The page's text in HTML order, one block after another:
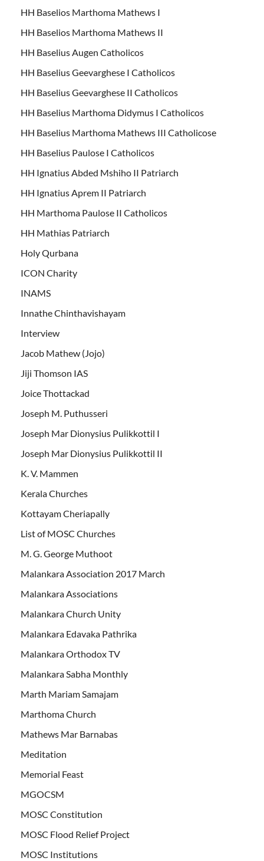
HH Baselios Marthoma Mathews I
HH Baselios Marthoma Mathews II
HH Baselius Augen Catholicos
HH Baselius Geevarghese I Catholicos
HH Baselius Geevarghese II Catholicos
HH Baselius Marthoma Didymus I Catholicos
HH Baselius Marthoma Mathews III Catholicose
HH Baselius Paulose I Catholicos
HH Ignatius Abded Mshiho II Patriarch
HH Ignatius Aprem II Patriarch
HH Marthoma Paulose II Catholicos
HH Mathias Patriarch
Holy Qurbana
ICON Charity
INAMS
Innathe Chinthavishayam
Interview
Jacob Mathew (Jojo)
Jiji Thomson IAS
Joice Thottackad
Joseph M. Puthusseri
Joseph Mar Dionysius Pulikkottil I
Joseph Mar Dionysius Pulikkottil II
K. V. Mammen
Kerala Churches
Kottayam Cheriapally
List of MOSC Churches
M. G. George Muthoot
Malankara Association 2017 March
Malankara Associations
Malankara Church Unity
Malankara Edavaka Pathrika
Malankara Orthodox TV
Malankara Sabha Monthly
Marth Mariam Samajam
Marthoma Church
Mathews Mar Barnabas
Meditation
Memorial Feast
MGOCSM
MOSC Constitution
MOSC Flood Relief Project
MOSC Institutions